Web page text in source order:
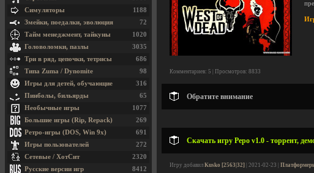
Комментариев: 5 | Просмотров: 8833
Обратите внимание
Скачать игру Pepo v1.0 - торрент,
Игру добавил Kusko [2563|32] | 2021-02-23 |
1188
Симуляторы
72
Змейки, поедалки, эволюция
1020
Тайм менеджмент, тайкуны
3035
Головоломки, пазлы
686
Три в ряд, цепочки, тетрисы
98
Типа Zuma / Dynomite
316
Игры для детей, обучающие
65
Пинболы, бильярды
1077
Необычные игры
269
Большие игры (Rip, Repack)
691
Ретро-игры (DOS, Win 9x)
272
Игры пользователей
2320
Сетевые / ХотСит
8412
Русские версии игр